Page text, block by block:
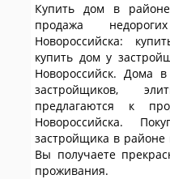
Купить дом в районе
продажа
Новороссийска:
купить дом у
Новороссийск. Дома
застройщиков,
предлагаются к
Новороссийска.
застройщика в районе
Вы получаете
проживания.